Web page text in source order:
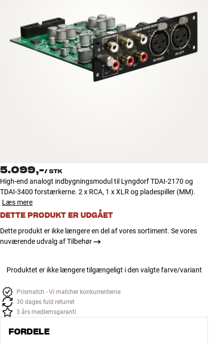
INSPIRATION
MÆRKER
Kundeservice
Byg med Lyd
5.099,-/ STK
High-end analogt indbygningsmodul til Lyngdorf TDAI-2170 og
TDAI-3400 forstærkerne. 2 x RCA, 1 x XLR og pladespiller (MM).
Læs mere
DETTE PRODUKT ER UDGÅET
Dette produkt er ikke længere en del af vores sortiment. Se vores
nuværende udvalg af Tilbehør
Produktet er ikke længere tilgængeligt i den valgte farve/variant
Prismatch - Vi matcher konkurrenterne
30 dages fuld returret
3 års medlemsgaranti
FORDELE